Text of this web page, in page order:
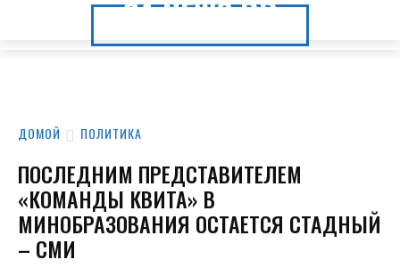
24.NEWS.DP
24.NEWS.DP
ДОМОЙ ПОЛИТИКА
ПОСЛЕДНИМ ПРЕДСТАВИТЕЛЕМ
«КОМАНДЫ КВИТА» В
МИНОБРАЗОВАНИЯ ОСТАЕТСЯ СТАДНЫЙ
– СМИ